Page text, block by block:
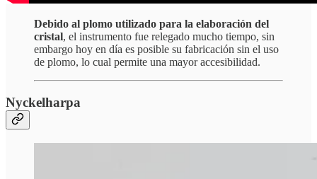
Debido al plomo utilizado para la elaboración del
cristal, el instrumento fue relegado mucho tiempo, sin
embargo hoy en día es posible su fabricación sin el uso
de plomo, lo cual permite una mayor accesibilidad.
Nyckelharpa